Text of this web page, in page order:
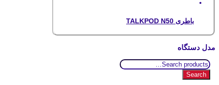
باطری TALKPOD N50
مدل دستگاه
Search
for:
Search